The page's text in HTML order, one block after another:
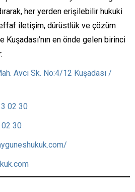
her yerden erişilebilir hukuki
iletişim, dürüstlük ve çözüm
Kuşadası’nın en önde gelen birinci
Avcı Sk. No:4/12 Kuşadası /
02 30
30